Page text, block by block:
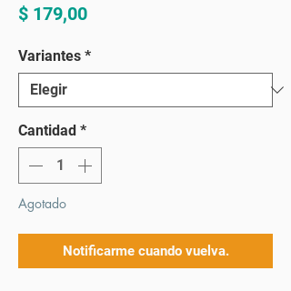
$ 179,00Precio
Variantes *
Cantidad *
Agotado
Notificarme cuando vuelva.